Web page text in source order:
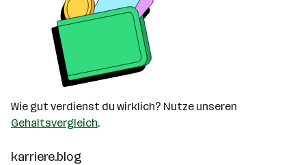
Wie gut verdienst du wirklich? Nutze unseren
Gehaltsvergleich.
karriere.blog